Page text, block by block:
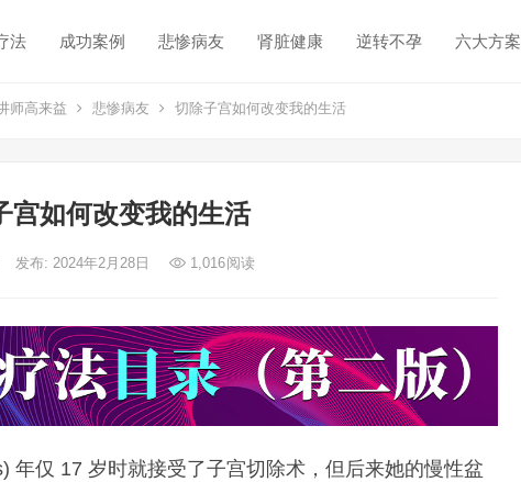
法 成功案例 悲惨病友 肾脏健康 逆转不孕 六大方案
师高来益 悲惨病友 切除子宫如何改变我的生活
宫如何改变我的生活
发布: 2024年2月28日 1,016阅读
年仅 17 岁时就接受了子宫切除术，但后来她的慢性盆